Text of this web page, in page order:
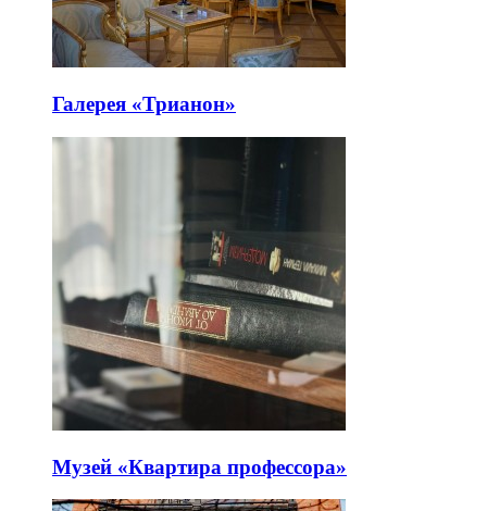
Галерея «Трианон»
Музей «Квартира профессора»